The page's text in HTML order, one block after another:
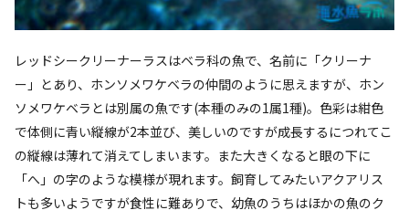
レッドシークリーナーラスはベラ科の魚で、名前に「クリーナ
ー」とあり、ホンソメワケベラの仲間のように思えますが、ホン
ソメワケベラとは別属の魚です(本種のみの1属1種)。色彩は紺色
で体側に青い縦線が2本並び、美しいのですが成長するにつれてこ
の縦線は薄れて消えてしまいます。また大きくなると眼の下に
「へ」の字のような模様が現れます。飼育してみたいアクアリス
トも多いようですが食性に難ありで、幼魚のうちはほかの魚のク